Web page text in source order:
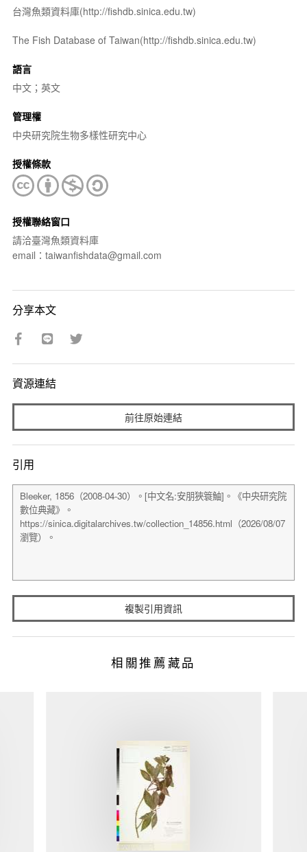
台灣魚類資料庫(http://fishdb.sinica.edu.tw)
The Fish Database of Taiwan(http://fishdb.sinica.edu.tw)
語言
中文；英文
管理權
中央研究院生物多樣性研究中心
授權條款
授權聯絡窗口
請洽臺灣魚類資料庫
email：taiwanfishdata@gmail.com
分享本文
資源連結
前往原始連結
引用
複製引用資訊
相關推薦藏品